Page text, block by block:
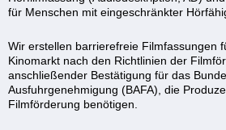
für Menschen mit eingeschränkter
Wir erstellen barrierefreie Filmfassungen
Kinomarkt nach den Richtlinien der
anschließender Bestätigung für das
Ausfuhrgenehmigung (BAFA), die
Filmförderung benötigen.